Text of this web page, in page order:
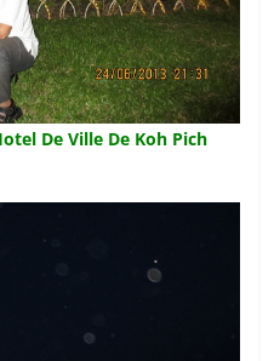
De Ville De Koh Pich